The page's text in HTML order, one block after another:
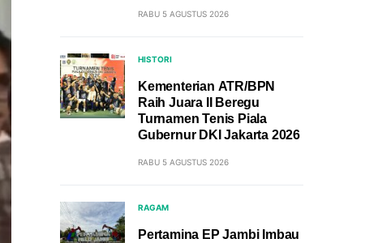
RABU 5 AGUSTUS 2026
HISTORI
Kementerian ATR/BPN
Raih Juara II Beregu
Turnamen Tenis Piala
Gubernur DKI Jakarta 2026
RABU 5 AGUSTUS 2026
RAGAM
Pertamina EP Jambi Imbau